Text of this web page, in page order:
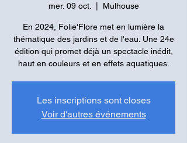
mer. 09 oct. Mulhouse
En 2024, Folie'Flore met en lumière la
thématique des jardins et de l'eau. Une 24e
édition qui promet déjà un spectacle inédit,
haut en couleurs et en effets aquatiques.
Les inscriptions sont closes
Voir d'autres événements